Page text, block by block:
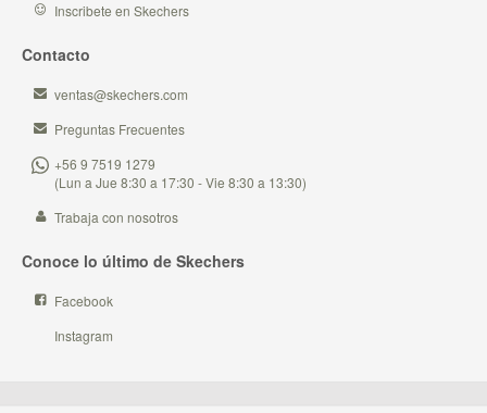
Inscribete en Skechers
Contacto
ventas@skechers.com
Preguntas Frecuentes
+56 9 7519 1279
(Lun a Jue 8:30 a 17:30 - Vie 8:30 a 13:30)
Trabaja con nosotros
Conoce lo último de Skechers
Facebook
Instagram